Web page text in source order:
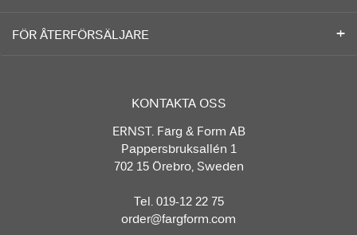
FÖR ÅTERFÖRSÄLJARE
KONTAKTA OSS
ERNST. Färg & Form AB
Pappersbruksallén 1
702 15 Örebro, Sweden
Tel. 019-12 22 75
order@fargform.com